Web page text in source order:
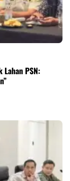
PSN: